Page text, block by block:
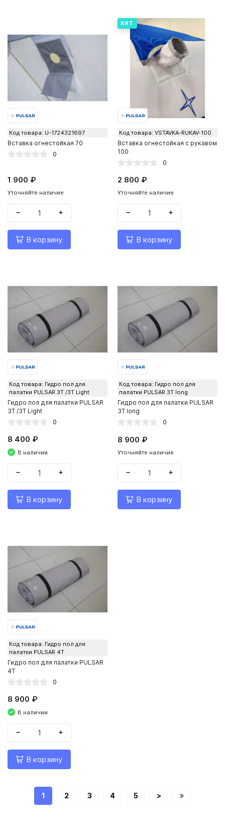
Код товара: U-1724321697
Вставка огнестойкая 70
0
1 900 ₽
Уточняйте наличие
− +
В корзину
ХИТ
Код товара: VSTAVKA-RUKAV-100
Вставка огнестойкая с рукавом
100
0
2 800 ₽
Уточняйте наличие
− +
В корзину
Код товара: Гидро пол для
палатки PULSAR 3Т /3Т Light
Гидро пол для палатки PULSAR
3Т /3Т Light
0
8 400 ₽
В наличии
− +
В корзину
Код товара: Гидро пол для
палатки PULSAR 3Т long
Гидро пол для палатки PULSAR
3Т long
0
8 900 ₽
Уточняйте наличие
− +
В корзину
Код товара: Гидро пол для
палатки PULSAR 4Т
Гидро пол для палатки PULSAR
4Т
0
8 900 ₽
В наличии
− +
В корзину
1 2 3 4 5 >